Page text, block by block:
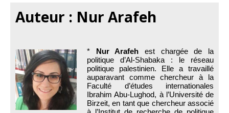
Auteur : Nur Arafeh
* Nur Arafeh est chargée de la
politique d’Al-Shabaka : le réseau
politique palestinien. Elle a travaillé
auparavant comme chercheur à la
Faculté d’études internationales
Ibrahim Abu-Lughod, à l’Université de
Birzeit, en tant que chercheur associé